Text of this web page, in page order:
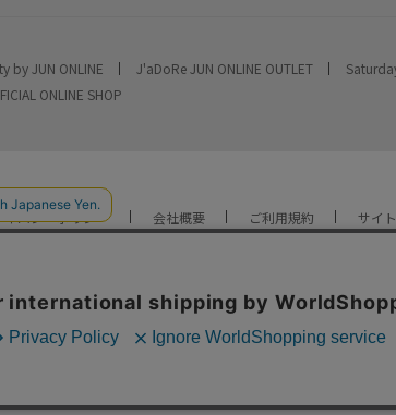
by JUN ONLINE J'aDoRe JUN ONLINE OUTLET
ONLINE SHOP
イバシーポリシー 会社概要 ご利用規約 サイ
YOU ARE CULTURE.